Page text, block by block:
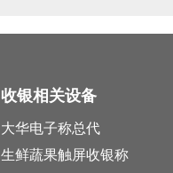
收银相关设备
大华电子称总代
生鲜蔬果触屏收银称